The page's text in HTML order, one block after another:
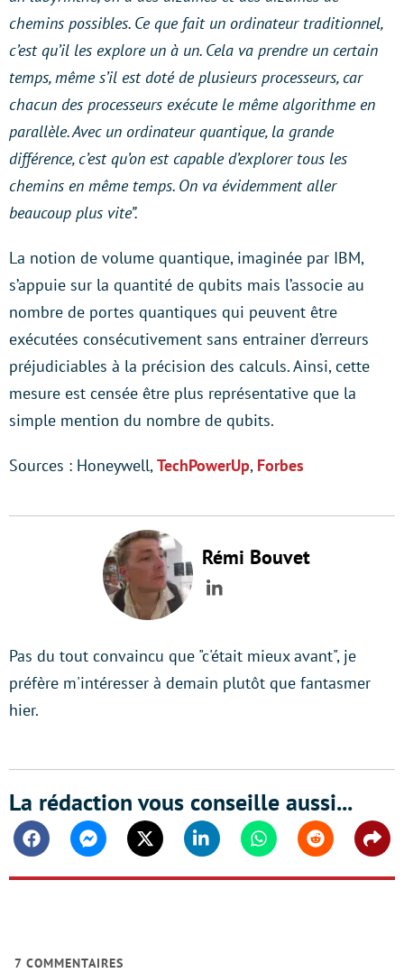
chemins possibles. Ce que fait un ordinateur traditionnel,
c’est qu’il les explore un à un. Cela va prendre un certain
temps, même s’il est doté de plusieurs processeurs, car
chacun des processeurs exécute le même algorithme en
parallèle. Avec un ordinateur quantique, la grande
différence, c’est qu’on est capable d’explorer tous les
chemins en même temps. On va évidemment aller
beaucoup plus vite”.
La notion de volume quantique, imaginée par IBM,
s’appuie sur la quantité de qubits mais l’associe au
nombre de portes quantiques qui peuvent être
exécutées consécutivement sans entrainer d’erreurs
préjudiciables à la précision des calculs. Ainsi, cette
mesure est censée être plus représentative que la
simple mention du nombre de qubits.
Sources : Honeywell,TechPowerUp, Forbes
Rémi Bouvet
LinkedIn
Pas du tout convaincu que "c'était mieux avant", je
préfère m'intéresser à demain plutôt que fantasmer
hier.
La rédaction vous conseille aussi...
FacebookMessengerTwitter Linkedin WhatsappReddit
7 COMMENTAIRES